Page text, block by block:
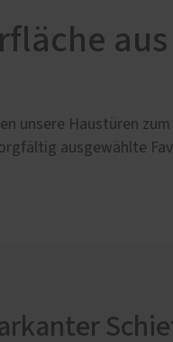
aus
unsere Haustüren
ausgewählte